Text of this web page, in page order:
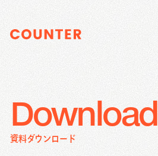
サイトTOP 企業情報
お客様成功事例
Download
資料ダウンロード